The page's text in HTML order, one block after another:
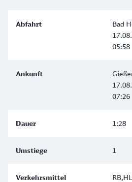
Bad
05:58
07:26
1:28
1